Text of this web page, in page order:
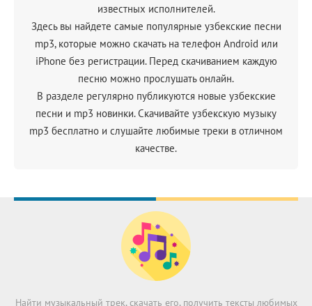
известных исполнителей.
Здесь вы найдете самые популярные узбекские песни
mp3, которые можно скачать на телефон Android или
iPhone без регистрации. Перед скачиванием каждую
песню можно прослушать онлайн.
В разделе регулярно публикуются новые узбекские
песни и mp3 новинки. Скачивайте узбекскую музыку
mp3 бесплатно и слушайте любимые треки в отличном
качестве.
Найти музыкальный трек, скачать его, получить тексты любимых